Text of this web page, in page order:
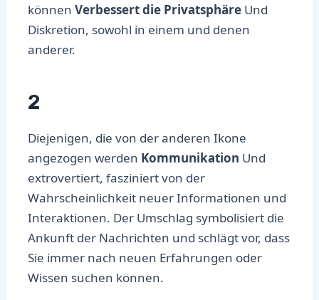
könnenVerbessert die Privatsphäre Und
Diskretion, sowohl in einem und denen
anderer.
2
Diejenigen, die von der anderen Ikone
angezogen werden Kommunikation Und
extrovertiert, fasziniert von der
Wahrscheinlichkeit neuer Informationen und
Interaktionen. Der Umschlag symbolisiert die
Ankunft der Nachrichten und schlägt vor, dass
Sie immer nach neuen Erfahrungen oder
Wissen suchen können.